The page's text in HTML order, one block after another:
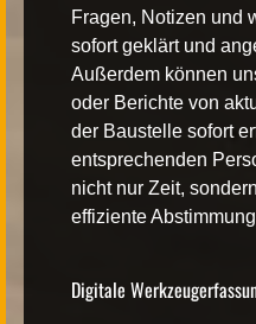
Fragen, Notizen und
sofort geklärt und
Außerdem können
oder Berichte von
der Baustelle sofort
entsprechenden
nicht nur Zeit,
effiziente
Digitale